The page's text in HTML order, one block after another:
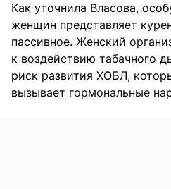
Как уточнила Власова,
женщин представляет
пассивное. Женский
к воздействию табачного
риск развития ХОБЛ,
вызывает гормональные